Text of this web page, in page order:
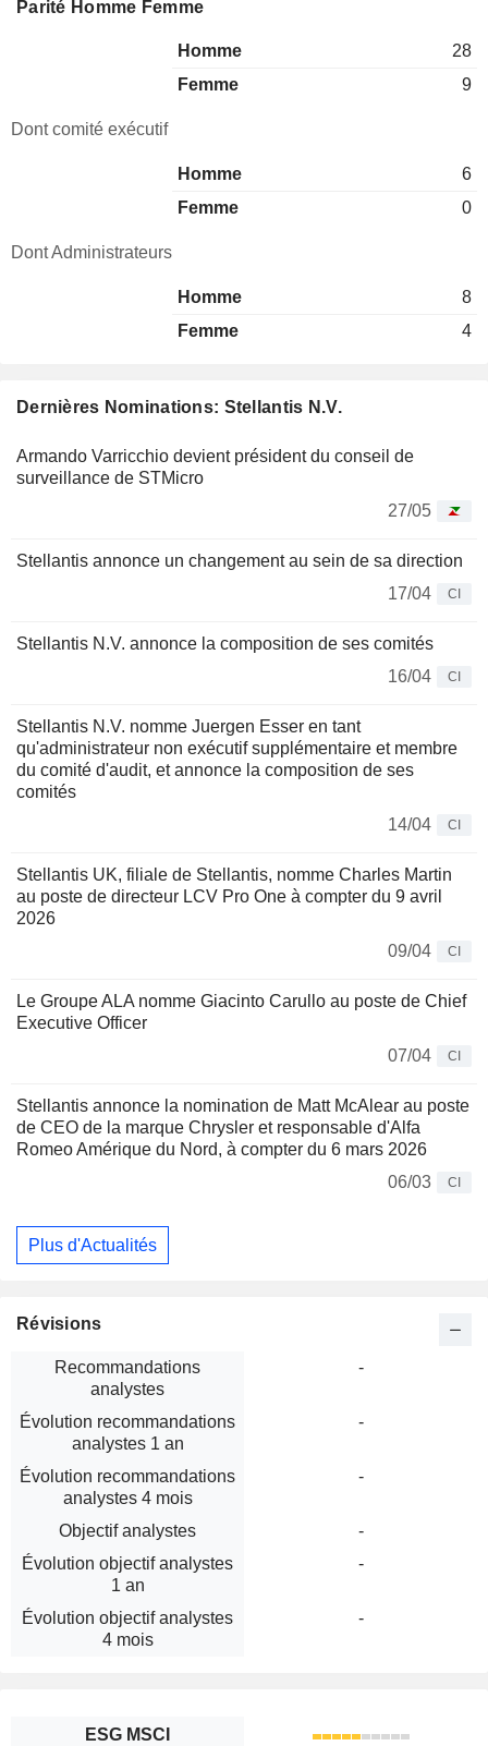
Dernières Nominations: Stellantis N.V.
Armando Varricchio devient président du conseil de
surveillance de STMicro
27/05
Stellantis annonce un changement au sein de sa direction
17/04
CI
Stellantis N.V. annonce la composition de ses comités
16/04
CI
Stellantis N.V. nomme Juergen Esser en tant
qu'administrateur non exécutif supplémentaire et membre
du comité d'audit, et annonce la composition de ses
comités
14/04
CI
Stellantis UK, filiale de Stellantis, nomme Charles Martin
au poste de directeur LCV Pro One à compter du 9 avril
2026
09/04
CI
Le Groupe ALA nomme Giacinto Carullo au poste de Chief
Executive Officer
07/04
CI
Stellantis annonce la nomination de Matt McAlear au poste
de CEO de la marque Chrysler et responsable d'Alfa
Romeo Amérique du Nord, à compter du 6 mars 2026
06/03
CI
Plus d'Actualités
Parité Homme Femme
Homme
28
Femme
9
Dont comité exécutif
Homme
6
Femme
0
Dont Administrateurs
Homme
8
Femme
4
Révisions
Recommandations
analystes
-
Évolution recommandations
analystes 1 an
-
Évolution recommandations
analystes 4 mois
-
Objectif analystes
-
Évolution objectif analystes
1 an
-
Évolution objectif analystes
4 mois
-
ESG MSCI